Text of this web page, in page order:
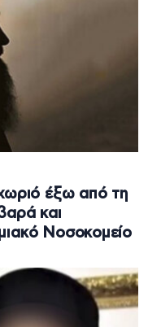
έξω από τη
και
Νοσοκομείο